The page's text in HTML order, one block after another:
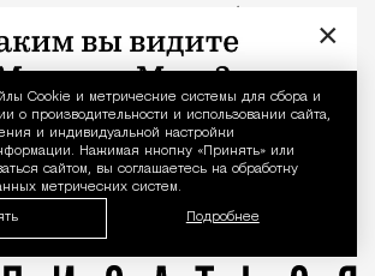
Уведомление
Сookie и метрические системы для сбора и
о производительности и использовании сайта,
и индивидуальной настройки
Нажимая кнопку «Принять» или
сайтом, вы соглашаетесь на обработку
метрических систем.
Подробнее
в размере 100 тыс. рублей.
владельцы не собираются.
теперь постояльцам,
совершить намаз, рекомендуют
ближайшей мечетью.
«Алмаз» в Южном Бутово
×